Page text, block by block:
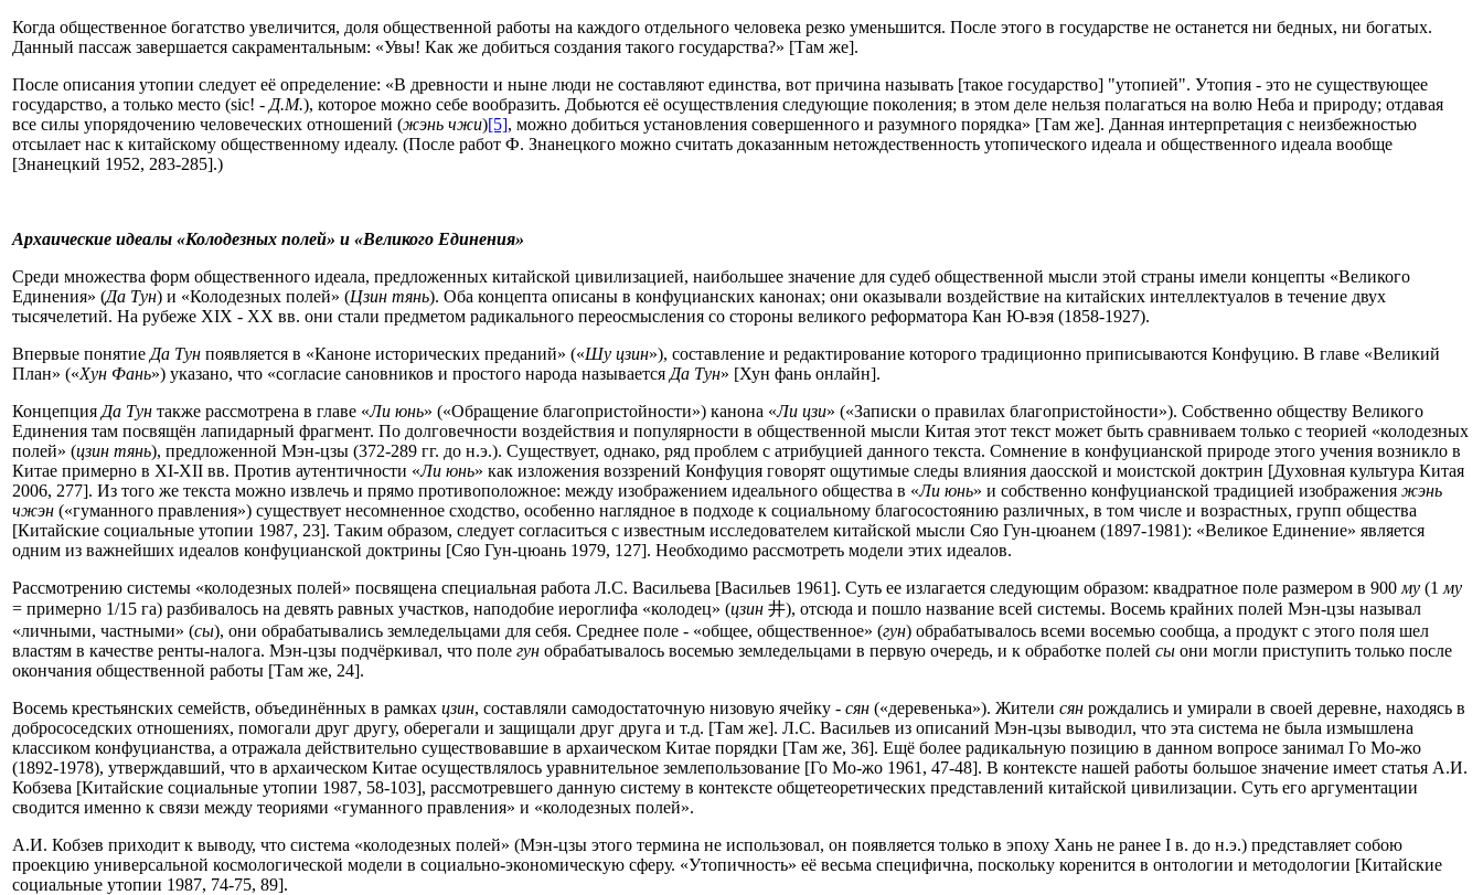
Когда общественное богатство увеличится, доля общественной работы на каждого отдельного человека резко уменьшится. После этого в государстве не останется ни бедных, ни богатых.
Данный пассаж завершается сакраментальным: «Увы! Как же добиться создания такого государства?» [Там же].
После описания утопии следует её определение: «В древности и ныне люди не составляют единства, вот причина называть [такое государство] "утопией". Утопия - это не существующее
государство, а только место (sic! - Д.М.), которое можно себе вообразить. Добьются её осуществления следующие поколения; в этом деле нельзя полагаться на волю Неба и природу; отдавая
все силы упорядочению человеческих отношений (жэнь чжи)[5], можно добиться установления совершенного и разумного порядка» [Там же]. Данная интерпретация с неизбежностью
отсылает нас к китайскому общественному идеалу. (После работ Ф. Знанецкого можно считать доказанным нетождественность утопического идеала и общественного идеала вообще
[Знанецкий 1952, 283-285].)
Архаические идеалы «Колодезных полей» и «Великого Единения»
Среди множества форм общественного идеала, предложенных китайской цивилизацией, наибольшее значение для судеб общественной мысли этой страны имели концепты «Великого
Единения» (Да Тун) и «Колодезных полей» (Цзин тянь). Оба концепта описаны в конфуцианских канонах; они оказывали воздействие на китайских интеллектуалов в течение двух
тысячелетий. На рубеже XIX - XX вв. они стали предметом радикального переосмысления со стороны великого реформатора Кан Ю-вэя (1858-1927).
Впервые понятие Да Тун появляется в «Каноне исторических преданий» («Шу цзин»), составление и редактирование которого традиционно приписываются Конфуцию. В главе «Великий
План» («Хун Фань») указано, что «согласие сановников и простого народа называется Да Тун» [Хун фань онлайн].
Концепция Да Тун также рассмотрена в главе «Ли юнь» («Обращение благопристойности») канона «Ли цзи» («Записки о правилах благопристойности»). Собственно обществу Великого
Единения там посвящён лапидарный фрагмент. По долговечности воздействия и популярности в общественной мысли Китая этот текст может быть сравниваем только с теорией «колодезных
полей» (цзин тянь), предложенной Мэн-цзы (372-289 гг. до н.э.). Существует, однако, ряд проблем с атрибуцией данного текста. Сомнение в конфуцианской природе этого учения возникло в
Китае примерно в XI-XII вв. Против аутентичности «Ли юнь» как изложения воззрений Конфуция говорят ощутимые следы влияния даосской и моистской доктрин [Духовная культура Китая
2006, 277]. Из того же текста можно извлечь и прямо противоположное: между изображением идеального общества в «Ли юнь» и собственно конфуцианской традицией изображения жэнь
чжэн («гуманного правления») существует несомненное сходство, особенно наглядное в подходе к социальному благосостоянию различных, в том числе и возрастных, групп общества
[Китайские социальные утопии 1987, 23]. Таким образом, следует согласиться с известным исследователем китайской мысли Сяо Гун-цюанем (1897-1981): «Великое Единение» является
одним из важнейших идеалов конфуцианской доктрины [Сяо Гун-цюань 1979, 127]. Необходимо рассмотреть модели этих идеалов.
Рассмотрению системы «колодезных полей» посвящена специальная работа Л.С. Васильева [Васильев 1961]. Суть ее излагается следующим образом: квадратное поле размером в 900 му (1 му
= примерно 1/15 га) разбивалось на девять равных участков, наподобие иероглифа «колодец» (цзин 井), отсюда и пошло название всей системы. Восемь крайних полей Мэн-цзы называл
«личными, частными» (сы), они обрабатывались земледельцами для себя. Среднее поле - «общее, общественное» (гун) обрабатывалось всеми восемью сообща, а продукт с этого поля шел
властям в качестве ренты-налога. Мэн-цзы подчёркивал, что поле гун обрабатывалось восемью земледельцами в первую очередь, и к обработке полей сы они могли приступить только после
окончания общественной работы [Там же, 24].
Восемь крестьянских семейств, объединённых в рамках цзин, составляли самодостаточную низовую ячейку - сян («деревенька»). Жители сян рождались и умирали в своей деревне, находясь в
добрососедских отношениях, помогали друг другу, оберегали и защищали друг друга и т.д. [Там же]. Л.С. Васильев из описаний Мэн-цзы выводил, что эта система не была измышлена
классиком конфуцианства, а отражала действительно существовавшие в архаическом Китае порядки [Там же, 36]. Ещё более радикальную позицию в данном вопросе занимал Го Мо-жо
(1892-1978), утверждавший, что в архаическом Китае осуществлялось уравнительное землепользование [Го Мо-жо 1961, 47-48]. В контексте нашей работы большое значение имеет статья А.И.
Кобзева [Китайские социальные утопии 1987, 58-103], рассмотревшего данную систему в контексте общетеоретических представлений китайской цивилизации. Суть его аргументации
сводится именно к связи между теориями «гуманного правления» и «колодезных полей».
А.И. Кобзев приходит к выводу, что система «колодезных полей» (Мэн-цзы этого термина не использовал, он появляется только в эпоху Хань не ранее I в. до н.э.) представляет собою
проекцию универсальной космологической модели в социально-экономическую сферу. «Утопичность» её весьма специфична, поскольку коренится в онтологии и методологии [Китайские
социальные утопии 1987, 74-75, 89].